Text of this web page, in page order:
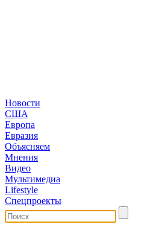
Новости
США
Европа
Евразия
Объясняем
Мнения
Видео
Мультимедиа
Lifestyle
Спецпроекты